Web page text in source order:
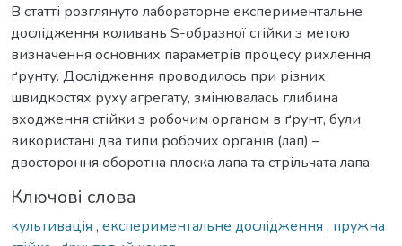
В статті розглянуто лабораторне експериментальне
дослідження коливань S-образної стійки з метою
визначення основних параметрів процесу рихлення
ґрунту. Дослідження проводилось при різних
швидкостях руху агрегату, змінювалась глибина
входження стійки з робочим органом в ґрунт, були
використані два типи робочих органів (лап) –
двостороння оборотна плоска лапа та стрільчата лапа.
Ключові слова
культивація , експериментальне дослідження , пружна